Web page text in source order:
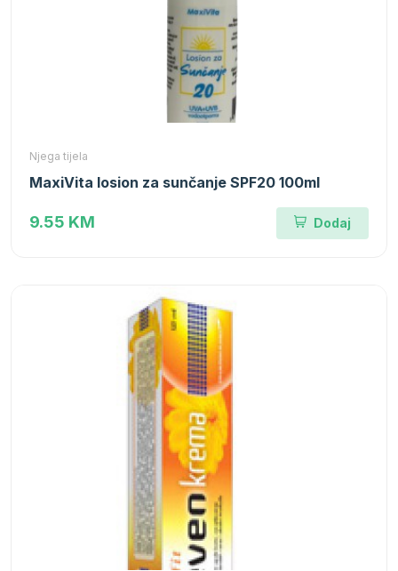
Njega tijela
MaxiVita losion za sunčanje SPF20 100ml
9.55 KM Dodaj